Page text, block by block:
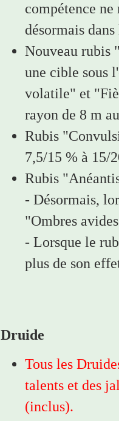
compétence
désormais
Nouveau rubis
une cible sous
volatile" et
rayon de 8 m
Rubis
7,5/15 % à 15/
Rubis
- Désormais,
"Ombres
- Lorsque le
plus de son
Druide
Tous les
talents et des
(inclus).